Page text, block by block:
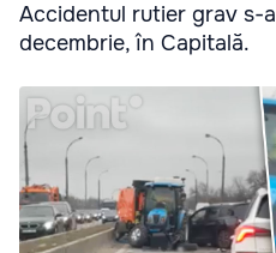
Accidentul rutier grav s-a
decembrie, în Capitală.